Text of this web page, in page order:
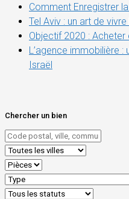
Comment Enregistrer
Tel Aviv : un art de
Objectif 2020 : Acheter
L’agence immobilière :
Israël
Chercher un bien